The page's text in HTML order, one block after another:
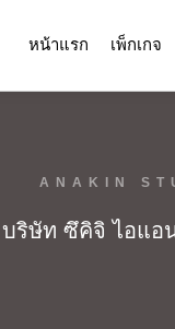
หน้าแรก เพ็กเกจ
ANAKIN
บริษัท ซึคิจิ ไอแอ